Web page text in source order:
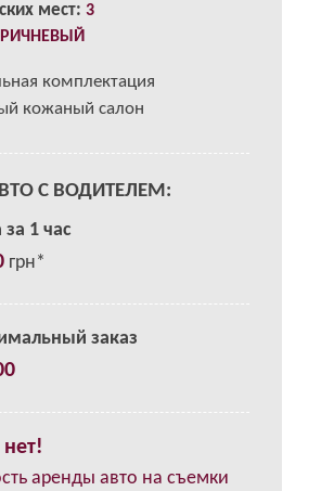
мест:3
комплектация
кожаный салон
С ВОДИТЕЛЕМ:
за 1 час
грн*
заказ
аренды авто на съемки